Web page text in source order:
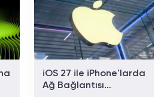
iOS 27 ile iPhone'larda
Ağ Bağlantısı